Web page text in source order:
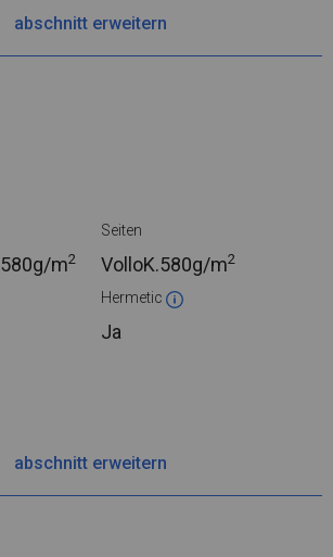
abschnitt erweitern
580g/m2
Seiten
VolloK.580g/m2
Hermetic
Ja
abschnitt erweitern